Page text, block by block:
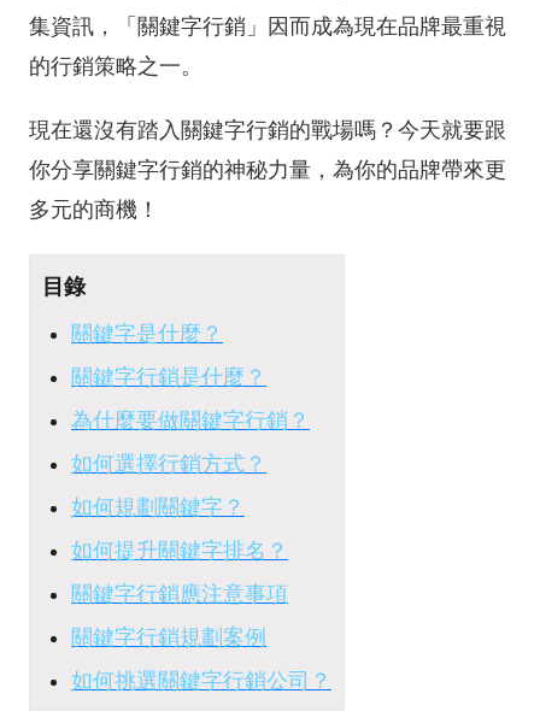
集資訊，「關鍵字行銷」因而成為現在品牌最重視
的行銷策略之一。
現在還沒有踏入關鍵字行銷的戰場嗎？今天就要跟
你分享關鍵字行銷的神秘力量，為你的品牌帶來更
多元的商機！
目錄
關鍵字是什麼？
關鍵字行銷是什麼？
為什麼要做關鍵字行銷？
如何選擇行銷方式？
如何規劃關鍵字？
如何提升關鍵字排名？
關鍵字行銷應注意事項
關鍵字行銷規劃案例
如何挑選關鍵字行銷公司？